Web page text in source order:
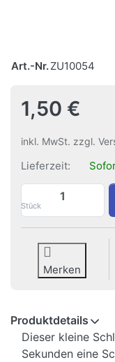
Art.-Nr.ZU10054
1,50 €
inkl. MwSt. zzgl.
Lieferzeit:
Stück
Merken
Produktdetails
Dieser kleine
Sekunden eine